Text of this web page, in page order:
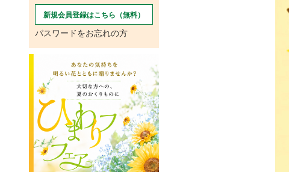
新規会員登録はこちら（無料）
パスワードをお忘れの方